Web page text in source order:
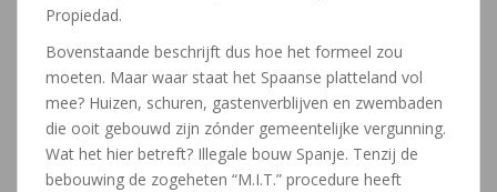
Propiedad.
Bovenstaande beschrijft dus hoe het formeel zou
moeten. Maar waar staat het Spaanse platteland vol
mee? Huizen, schuren, gastenverblijven en zwembaden
die ooit gebouwd zijn zónder gemeentelijke vergunning.
Wat het hier betreft? Illegale bouw Spanje. Tenzij de
bebouwing de zogeheten “M.I.T.” procedure heeft